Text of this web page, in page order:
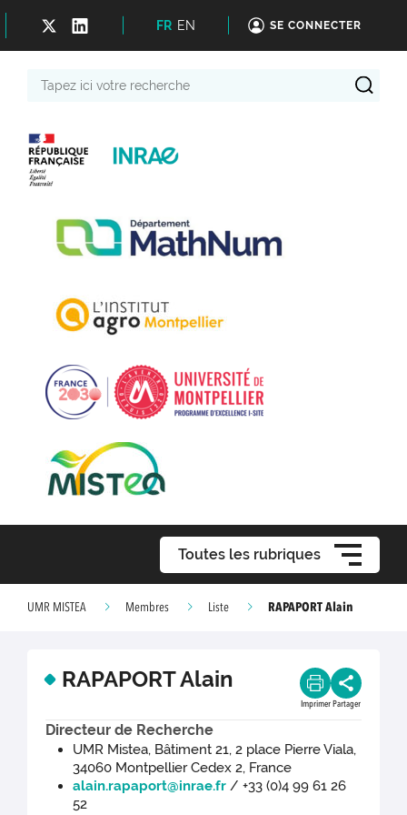
FR EN SE CONNECTER
Toutes les rubriques
UMR MISTEA Membres Liste RAPAPORT Alain
RAPAPORT Alain
Imprimer Partager
Directeur de Recherche
UMR Mistea, Bâtiment 21, 2 place Pierre Viala,
34060 Montpellier Cedex 2, France
alain.rapaport@inrae.fr / +33 (0)4 99 61 26
52